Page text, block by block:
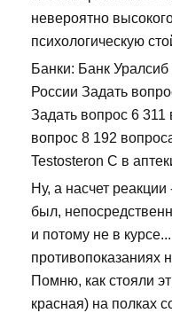
невероятно
психологическую
Банки: Банк
России Задать
Задать вопрос 6
вопрос 8 192
Testosteron C в
Ну, а насчет
был,
и потому не в
противопоказаниях
Помню, как стояли
красная) на полках